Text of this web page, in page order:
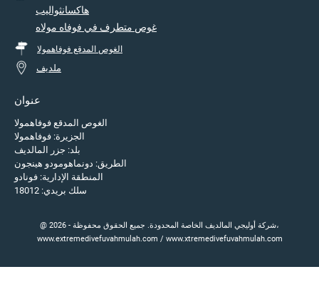
هاكسانثواليب
غوص متطرف في فوفاه مولاه
الغوص المدقع فوفاهمولا
ملديف
عنوان
الغوص المدقع فوفاهمولا
الجزيرة: فوفاهمولا
بلد: جزر المالديف
الطريق: دونماهومودو هينجون
المنطقة الإدارية: فونادو
سلك بريدي: 18012
@ 2026 - شركة أوليجي المالديف الخاصة المحدودة. جميع الحقوق محفوظة،
www.extremedivefuvahmulah.com / www.xtremedivefuvahmulah.com